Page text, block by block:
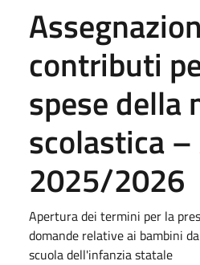
contributi
spese della
scolastica –
2025/2026
Apertura dei termini per la
domande relative ai bambini
scuola dell'infanzia statale